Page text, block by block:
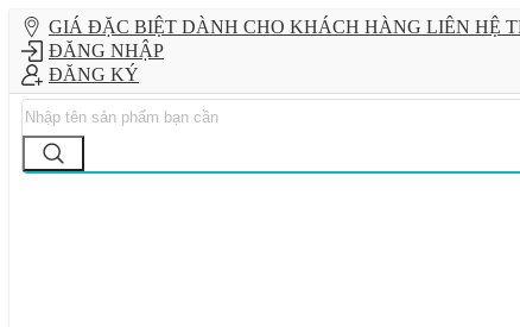
GIÁ ĐẶC BIỆT DÀNH CHO KHÁCH HÀNG LIÊN HỆ
ĐĂNG NHẬP
ĐĂNG KÝ